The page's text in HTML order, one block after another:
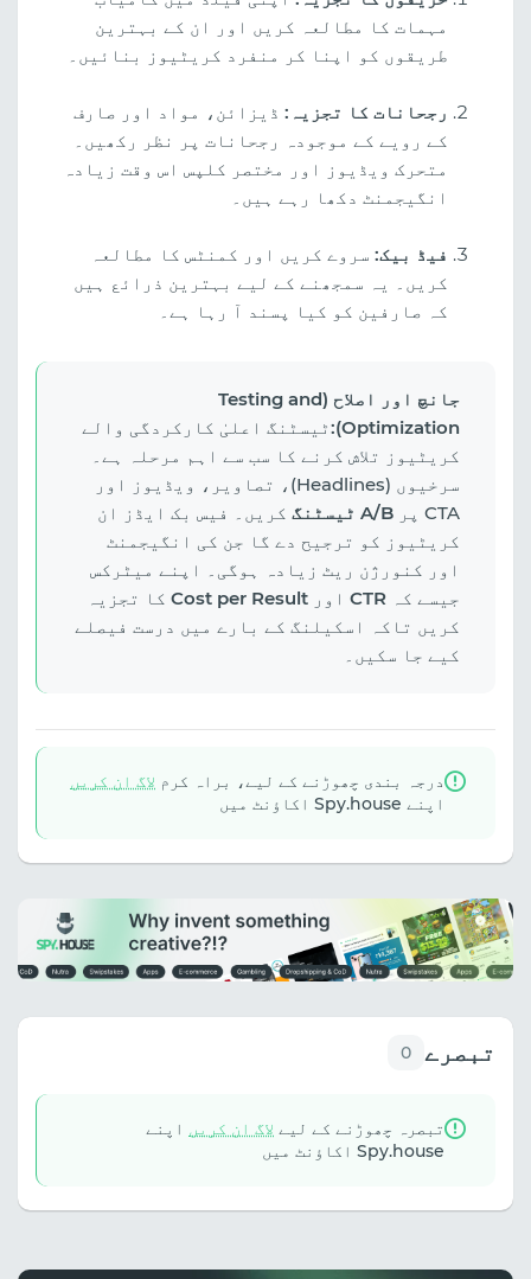
مہمات کا مطالعہ کریں اور ان کے بہترین
طریقوں کو اپنا کر منفرد کریٹیوز بنائیں۔
رجحانات کا تجزیہ: ڈیزائن، مواد اور صارف
کے رویے کے موجودہ رجحانات پر نظر رکھیں۔
متحرک ویڈیوز اور مختصر کلپس اس وقت زیادہ
انگیجمنٹ دکھا رہے ہیں۔
فیڈ بیک: سروے کریں اور کمنٹس کا مطالعہ
کریں۔ یہ سمجھنے کے لیے بہترین ذرائع ہیں
کہ صارفین کو کیا پسند آ رہا ہے۔
جانچ اور اصلاح (Testing and
Optimization):
ٹیسٹنگ اعلیٰ کارکردگی والے
کریٹیوز تلاش کرنے کا سب سے اہم مرحلہ ہے۔
سرخیوں (Headlines)، تصاویر، ویڈیوز اور
CTA پر
A/B ٹیسٹنگ
کریں۔ فیس بک ایڈز ان
کریٹیوز کو ترجیح دے گا جن کی انگیجمنٹ
اور کنورژن ریٹ زیادہ ہوگی۔ اپنے میٹرکس
جیسے کہ CTR اور Cost per Result کا تجزیہ
کریں تاکہ اسکیلنگ کے بارے میں درست فیصلے
کیے جا سکیں۔
درجہ بندی چھوڑنے کے لیے، براہ کرم لاگ ان کریں
اپنے Spy.house اکاؤنٹ میں
تبصرے 0
تبصرہ چھوڑنے کے لیے لاگ ان کریں اپنے
Spy.house اکاؤنٹ میں